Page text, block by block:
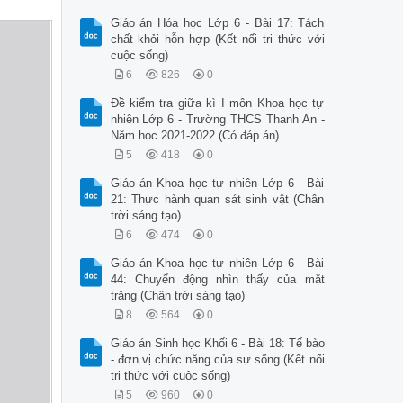
Giáo án Hóa học Lớp 6 - Bài 17: Tách
chất khỏi hỗn hợp (Kết nối tri thức với
cuộc sống)
6 826 0
Đề kiểm tra giữa kì I môn Khoa học tự
nhiên Lớp 6 - Trường THCS Thanh An -
Năm học 2021-2022 (Có đáp án)
5 418 0
Giáo án Khoa học tự nhiên Lớp 6 - Bài
21: Thực hành quan sát sinh vật (Chân
trời sáng tạo)
6 474 0
Giáo án Khoa học tự nhiên Lớp 6 - Bài
44: Chuyển động nhìn thấy của mặt
trăng (Chân trời sáng tạo)
8 564 0
Giáo án Sinh học Khối 6 - Bài 18: Tế bào
- đơn vị chức năng của sự sống (Kết nối
tri thức với cuộc sống)
5 960 0